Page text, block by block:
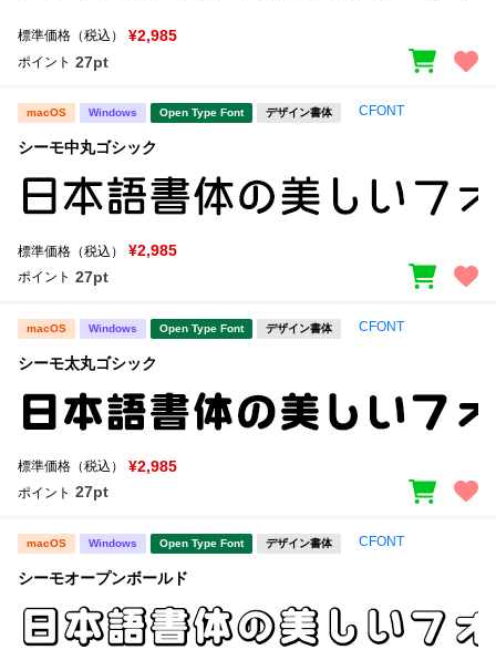
ご利用ガイド
よくあるご質問
お問い合わせ
太さ・ウェイト
セット or 単体
文字種類
〜
リセット
標準価格（税込） ¥2,985
ポイント 27pt
macOS Windows Open Type Font デザイン書体 CFONT
シーモ中丸ゴシック
標準価格（税込） ¥2,985
ポイント 27pt
macOS Windows Open Type Font デザイン書体 CFONT
シーモ太丸ゴシック
標準価格（税込） ¥2,985
ポイント 27pt
macOS Windows Open Type Font デザイン書体 CFONT
シーモオープンボールド